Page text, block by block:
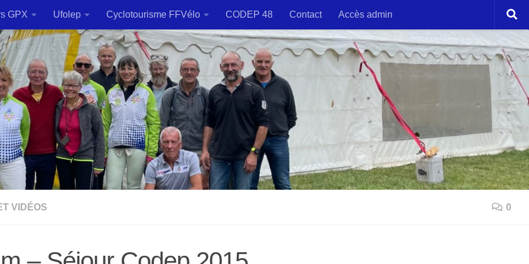
GPX Ufolep Cyclotourisme FFVélo CODEP 48 Contact Accès admin
VIDÉOS 0